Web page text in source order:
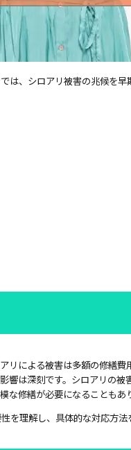
は、シロアリ被害の兆候を
リによる被害は多額の修繕
響は深刻です。シロアリの
修繕が必要になることもあ
を理解し、具体的な対応方法